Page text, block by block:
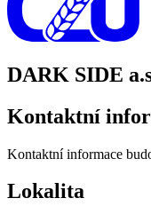
DARK SIDE
Kontaktní
Kontaktní informace
Lokalita